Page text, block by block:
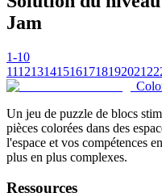
Jam
1-10
1112131415161718192021 22
Un jeu de puzzle de blocs
pièces colorées dans des
l'espace et vos compétences
plus en plus complexes.
Ressources